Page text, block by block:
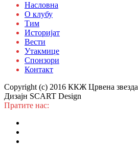
Насловна
О клубу
Тим
Историјат
Вести
Утакмице
Спонзори
Контакт
Copyright (c) 2016 ККЖ Црвена звезда
Дизајн SCART Design
Пратите нас: